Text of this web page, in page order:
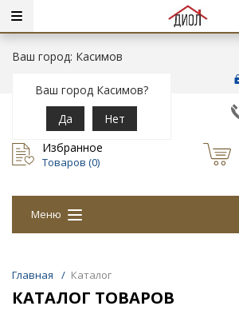
Ваш город: Касимов
Ваш город Касимов?
Да
Нет
Избранное
Товаров (0)
Меню
Главная / Каталог
КАТАЛОГ ТОВАРОВ